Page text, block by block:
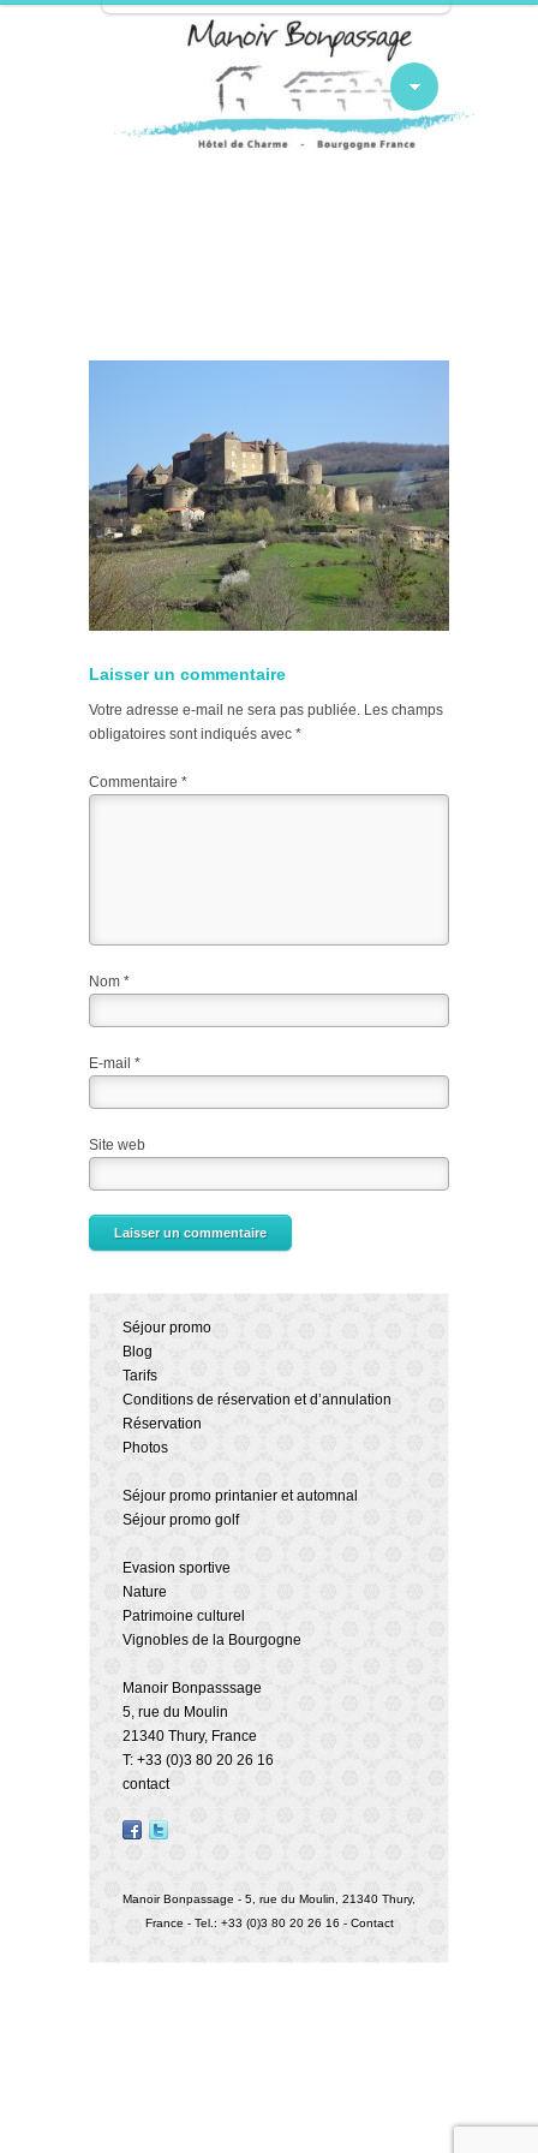
Laisser un commentaire
Votre adresse e-mail ne sera pas publiée. Les champs
obligatoires sont indiqués avec *
Commentaire *
Nom *
E-mail *
Site web
Séjour promo
Blog
Tarifs
Conditions de réservation et d’annulation
Réservation
Photos
Séjour promo printanier et automnal
Séjour promo golf
Evasion sportive
Nature
Patrimoine culturel
Vignobles de la Bourgogne
Manoir Bonpasssage
5, rue du Moulin
21340 Thury, France
T: +33 (0)3 80 20 26 16
contact
Manoir Bonpassage - 5, rue du Moulin, 21340 Thury,
France - Tel.: +33 (0)3 80 20 26 16 - Contact